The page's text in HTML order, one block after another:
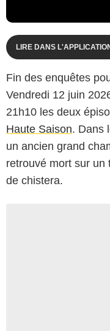
LIRE DANS
Fin des enquêtes
Vendredi 12 juin
21h10 les deux
Haute Saison. Dans
un ancien grand
retrouvé mort sur un
de chistera.